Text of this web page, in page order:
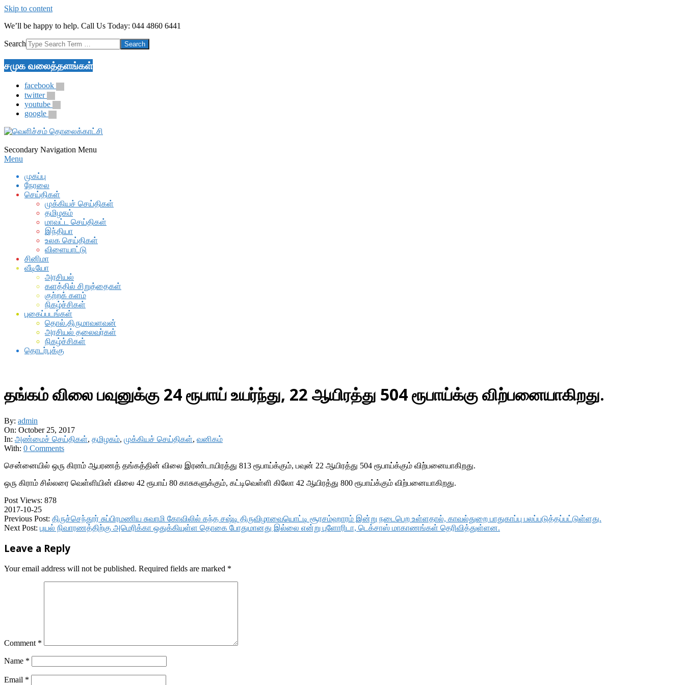
Skip to content
We’ll be happy to help. Call Us Today: 044 4860 6441
Search
சமுக வலைத்தளங்கள்
facebook
twitter
youtube
google
Secondary Navigation Menu
Menu
முகப்பு
நேரலை
செய்திகள்
முக்கியச் செய்திகள்
தமிழகம்
மாவட்ட செய்திகள்
இந்தியா
உலக செய்திகள்
விளையாட்டு
சினிமா
வீடியோ
அரசியல்
களத்தில் சிறுத்தைகள்
குற்றக் களம்
நிகழ்ச்சிகள்
புகைப்படங்கள்
தொல்.திருமாவளவன்
அரசியல் தலைவர்கள்
நிகழ்ச்சிகள்
தொடர்புக்கு
தங்கம் விலை பவுனுக்கு 24 ரூபாய் உயர்ந்து, 22 ஆயிரத்து 504 ரூபாய்க்கு விற்பனையாகிறது.
By: admin
On: October 25, 2017
In: அண்மைச் செய்திகள், தமிழகம், முக்கியச் செய்திகள், வனிகம்
With: 0 Comments
சென்னையில் ஒரு கிராம் ஆபரணத் தங்கத்தின் விலை இரண்டாயிரத்து 813 ரூபாய்க்கும், பவுன் 22 ஆயிரத்து 504 ரூபாய்க்கும் விற்பனையாகிறது.
ஒரு கிராம் சில்லரை வெள்ளியின் விலை 42 ரூபாய் 80 காசுகளுக்கும், கட்டிவெள்ளி கிலோ 42 ஆயிரத்து 800 ரூபாய்க்கும் விற்பனையாகிறது.
Post Views: 878
2017-10-25
Previous Post: திருச்செந்தூர் சுப்பிரமணிய சுவாமி கோவிலில் கந்த சஷ்டி திருவிழாவையொட்டி சூரசம்ஹாரம் இன்று நடைபெற உள்ளதால், காவல்துறை பாதுகாப்பு பலப்படுத்தப்பட்டுள்ளது.
Next Post: புயல் நிவாரணத்திற்கு அமெரிக்கா ஒதுக்கியுள்ள தொகை போதுமானது இல்லை என்று புளோரிடா, டெக்சாஸ் மாகாணங்கள் தெரிவித்துள்ளன.
Leave a Reply
Your email address will not be published. Required fields are marked *
Comment *
Name *
Email *